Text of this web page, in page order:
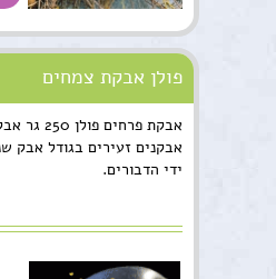
פולן אבקת צמחים
אבקת פרחים
אבקנים זעירים בגודל אבק
ידי הדבורים.